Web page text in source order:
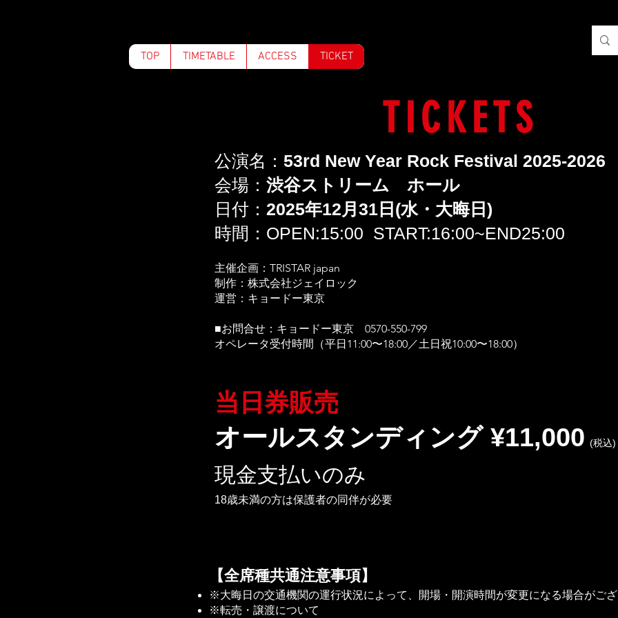
TOP TIMETABLE ACCESS TICKET
TICKETS
公演名： 53rd New Year Rock Festival 2025-2026
会場： 渋谷ストリーム ホール
日付： 2025年12月31日(水・大晦日)
時間：OPEN:15:00 START:16:00~END25:00
主催企画：TRISTAR japan
制作：株式会社ジェイロック
運営：キョードー東京
■お問合せ：キョードー東京 0570-550-799
オペレータ受付時間（平日11:00〜18:00／土日祝10:00〜18:00）
当日券販売​
オールスタンディング ¥11,000 (税込)
​現金支払いのみ
18歳未満の方は保護者の同伴が必要
【全席種共通注意事項】
※大晦日の交通機関の運行状況によって、開場・開演時間が変更になる場合がご
※転売・譲渡について